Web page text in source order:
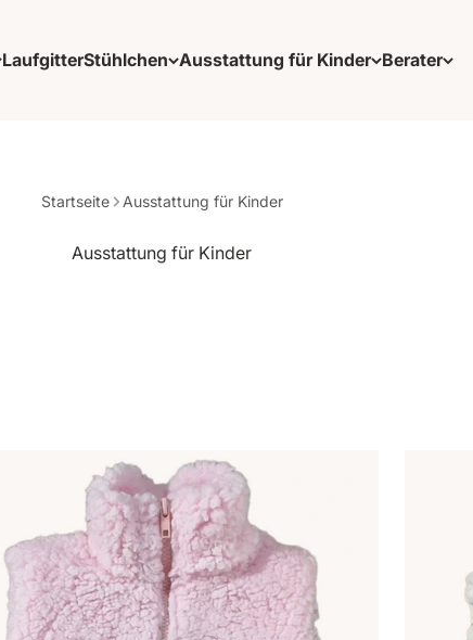
LaufgitterStühlchen Ausstattung für Kinder Berater
Startseite Ausstattung für Kinder